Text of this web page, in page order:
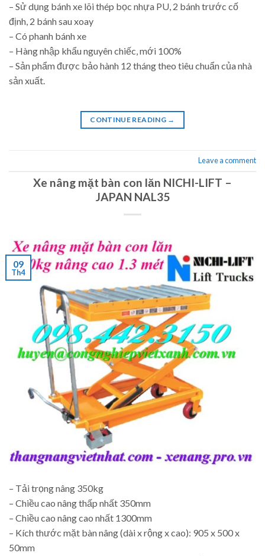
– Sử dụng bánh xe lõi thép bọc nhựa PU, 2 bánh trước cố
định, 2 bánh sau xoay
– Có phanh bánh xe
– Hàng nhập khẩu nguyên chiếc, mới 100%
– Sản phẩm được bảo hành 12 tháng theo tiêu chuẩn của nhà
sản xuất.
CONTINUE READING →
Leave a comment
Xe nâng mặt bàn con lăn NICHI-LIFT –
JAPAN NAL35
09
Th4
– Tải trọng nâng 350kg
– Chiều cao nâng thấp nhất 350mm
– Chiều cao nâng cao nhất 1300mm
– Kích thước mặt bàn nâng (dài x rộng x cao): 905 x 500 x
50mm